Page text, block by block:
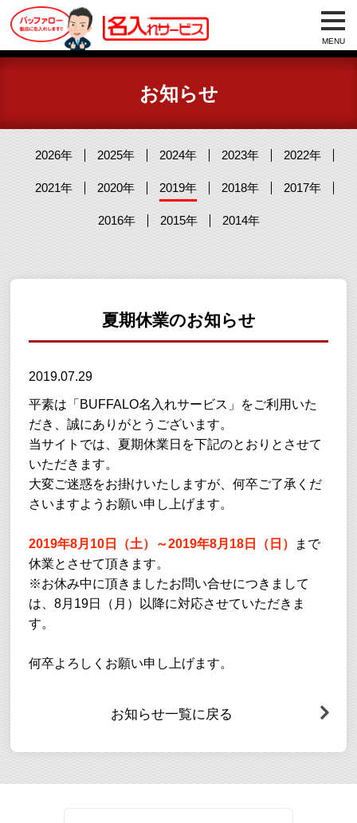
MENU
お知らせ
2026年 2025年 2024年 2023年 2022年
2021年 2020年 2019年 2018年 2017年
2016年 2015年 2014年
夏期休業のお知らせ
2019.07.29
平素は「BUFFALO名入れサービス」をご利用いた
だき、誠にありがとうございます。
当サイトでは、夏期休業日を下記のとおりとさせて
いただきます。
大変ご迷惑をお掛けいたしますが、何卒ご了承くだ
さいますようお願い申し上げます。
2019年8月10日（土）～2019年8月18日（日）
まで
休業とさせて頂きます。
※お休み中に頂きましたお問い合せにつきまして
は、8月19日（月）以降に対応させていただきま
す。
何卒よろしくお願い申し上げます。
お知らせ一覧に戻る